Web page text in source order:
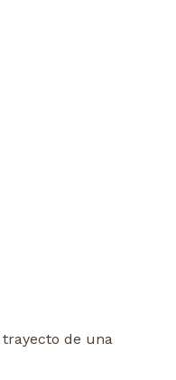
de una